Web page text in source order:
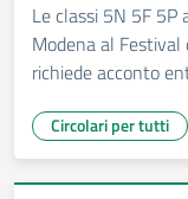
Le classi 5N 5F
Modena al
richiede acconto
Circolari per tutti